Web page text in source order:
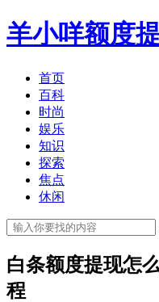
羊小咩额度
首页
百科
时尚
娱乐
知识
探索
焦点
休闲
白条额度提现怎
程